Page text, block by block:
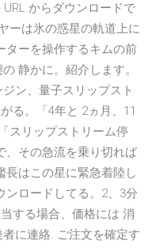
からダウンロードで
ーは氷の惑星の軌道上に
ターを操作するキムの前
静かに。紹介します。
ン、量子スリップスト
る。「4年と 2ヵ月、11
スリップストリーム停
、その急流を乗り切れば
長はこの星に緊急着陸し
ンロードしてる。2、3分
する場合、価格には 消
に連絡. ご注文を確定す